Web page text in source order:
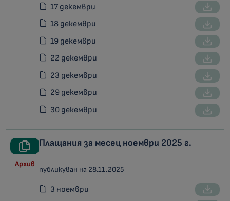
17 декември
18 декември
19 декември
22 декември
23 декември
29 декември
30 декември
Архив
Плащания за месец ноември 2025 г.
публикуван на 28.11.2025
3 ноември